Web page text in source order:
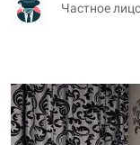
Частное